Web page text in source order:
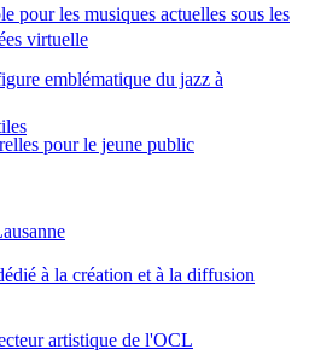
pour les musiques actuelles sous les
emblématique du jazz à
pour le jeune public
à la création et à la diffusion
artistique de l'OCL
virtuelle